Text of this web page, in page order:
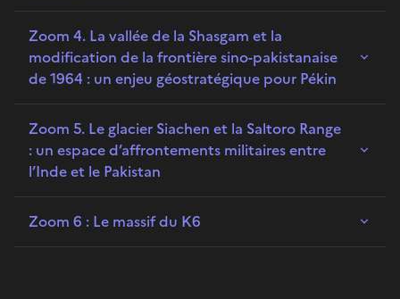
Zoom 4. La vallée de la Shasgam et la
modification de la frontière sino-pakistanaise
de 1964 : un enjeu géostratégique pour Pékin
Zoom 5. Le glacier Siachen et la Saltoro Range
: un espace d’affrontements militaires entre
l’Inde et le Pakistan
Zoom 6 : Le massif du K6